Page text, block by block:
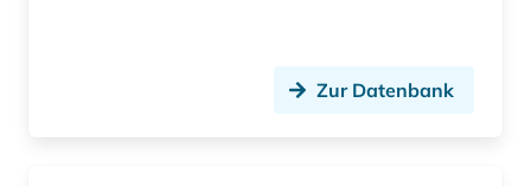
Zur Datenbank